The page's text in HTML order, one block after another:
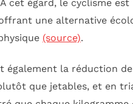
cet égard, le cyclisme
une alternative
(source).
également la réduction
que jetables, et en